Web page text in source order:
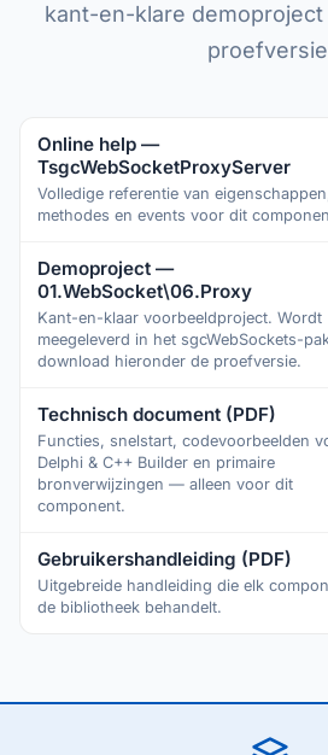
kant-en-klare
Online help —
TsgcWebSocketProxyServer
Volledige referentie van
methodes en events voor dit
Demoproject —
01.WebSocket\06.Proxy
Kant-en-klaar voorbeeldproject. Wordt
meegeleverd in het sgcWebSockets-
download hieronder de proefversie.
Technisch document (PDF)
Functies, snelstart, codevoorbeelden
Delphi & C++ Builder en primaire
bronverwijzingen — alleen voor dit
component.
Gebruikershandleiding (PDF)
Uitgebreide handleiding die elk
de bibliotheek behandelt.